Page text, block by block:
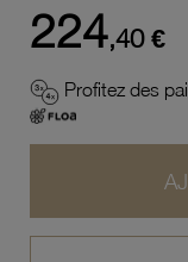
224,40 €
Profitez des